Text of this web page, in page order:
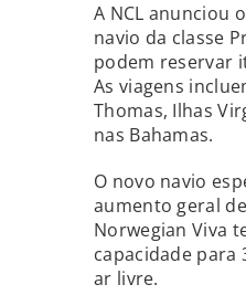
A NCL anunciou
navio da classe
podem reservar
As viagens
Thomas, Ilhas
nas Bahamas.
O novo navio
aumento geral
Norwegian Viva
capacidade para
ar livre.